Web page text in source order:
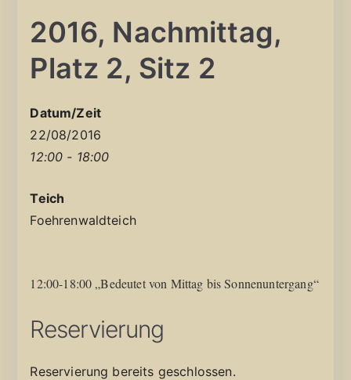
2016, Nachmittag,
Platz 2, Sitz 2
Datum/Zeit
22/08/2016
12:00 - 18:00
Teich
Foehrenwaldteich
12:00-18:00 „Bedeutet von Mittag bis Sonnenuntergang“
Reservierung
Reservierung bereits geschlossen.